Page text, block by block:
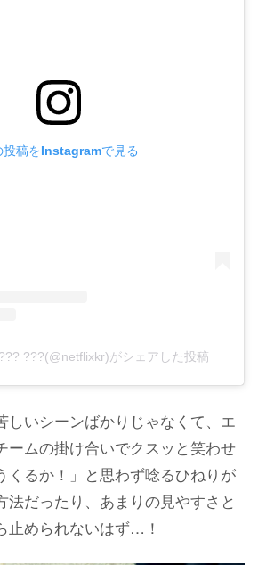
投稿をInstagramで見る
???(@netflixkr)がシェアした投稿
しいシーンばかりじゃなくて、エ
ームの掛け合いでクスッと笑わせ
くるか！」と思わず唸るひねりが
法だったり、あまりの見やすさと
止められないはず…！